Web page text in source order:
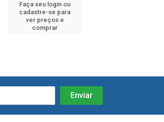
Faça seu login ou
cadastre-se para
ver preços e
comprar